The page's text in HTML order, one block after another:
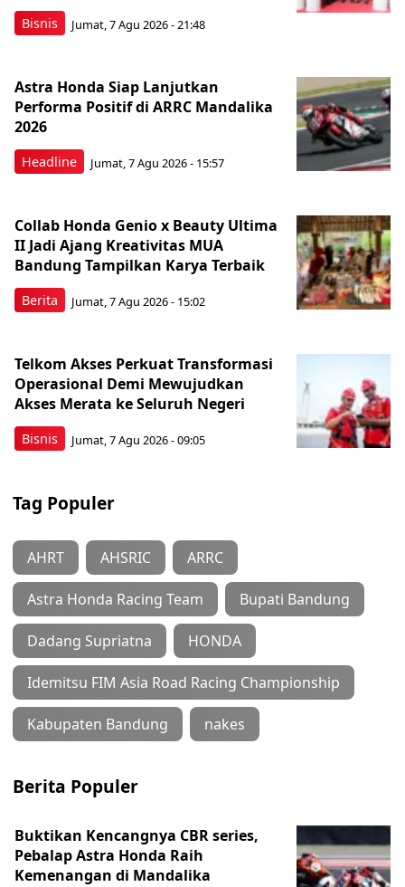
Bisnis Jumat, 7 Agu 2026 - 21:48
Headline
Astra Honda Siap Lanjutkan
Performa Positif di ARRC Mandalika
2026
Jumat, 7 Agu 2026 - 15:57
Berita
Collab Honda Genio x Beauty Ultima
II Jadi Ajang Kreativitas MUA
Bandung Tampilkan Karya Terbaik
Jumat, 7 Agu 2026 - 15:02
Bisnis
Telkom Akses Perkuat Transformasi
Operasional Demi Mewujudkan
Akses Merata ke Seluruh Negeri
Jumat, 7 Agu 2026 - 09:05
Tag Populer
AHRT AHSRIC ARRC
Astra Honda Racing Team Bupati Bandung
Dadang Supriatna HONDA
Idemitsu FIM Asia Road Racing Championship
Kabupaten Bandung nakes
Berita Populer
Buktikan Kencangnya CBR series,
Pebalap Astra Honda Raih
Kemenangan di Mandalika